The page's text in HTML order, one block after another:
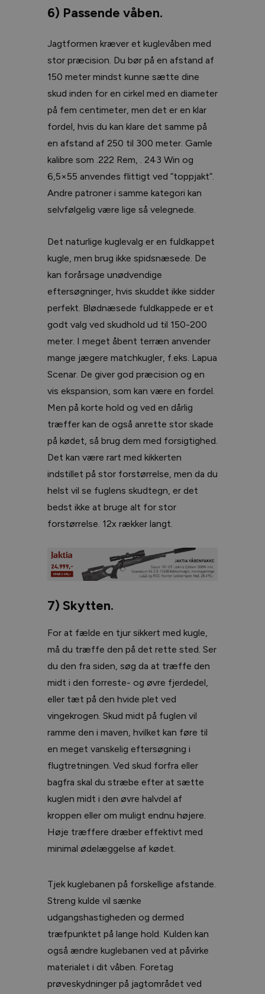
6) Passende våben.
Jagtformen kræver et kuglevåben med
stor præcision. Du bør på en afstand af
150 meter mindst kunne sætte dine
skud inden for en cirkel med en diameter
på fem centimeter, men det er en klar
fordel, hvis du kan klare det samme på
en afstand af 250 til 300 meter. Gamle
kalibre som .222 Rem, . 243 Win og
6,5×55 anvendes flittigt ved ”toppjakt”.
Andre patroner i samme kategori kan
selvfølgelig være lige så velegnede.
Det naturlige kuglevalg er en fuldkappet
kugle, men brug ikke spidsnæsede. De
kan forårsage unødvendige
eftersøgninger, hvis skuddet ikke sidder
perfekt. Blødnæsede fuldkappede er et
godt valg ved skudhold ud til 150-200
meter. I meget åbent terræn anvender
mange jægere matchkugler, f.eks. Lapua
Scenar. De giver god præcision og en
vis ekspansion, som kan være en fordel.
Men på korte hold og ved en dårlig
træffer kan de også anrette stor skade
på kødet, så brug dem med forsigtighed.
Det kan være rart med kikkerten
indstillet på stor forstørrelse, men da du
helst vil se fuglens skudtegn, er det
bedst ikke at bruge alt for stor
forstørrelse. 12x rækker langt.
7) Skytten.
For at fælde en tjur sikkert med kugle,
må du træffe den på det rette sted. Ser
du den fra siden, søg da at træffe den
midt i den forreste- og øvre fjerdedel,
eller tæt på den hvide plet ved
vingekrogen. Skud midt på fuglen vil
ramme den i maven, hvilket kan føre til
en meget vanskelig eftersøgning i
flugtretningen. Ved skud forfra eller
bagfra skal du stræbe efter at sætte
kuglen midt i den øvre halvdel af
kroppen eller om muligt endnu højere.
Høje træffere dræber effektivt med
minimal ødelæggelse af kødet.
Tjek kuglebanen på forskellige afstande.
Streng kulde vil sænke
udgangshastigheden og dermed
træfpunktet på lange hold. Kulden kan
også ændre kuglebanen ved at påvirke
materialet i dit våben. Foretag
prøveskydninger på jagtområdet ved